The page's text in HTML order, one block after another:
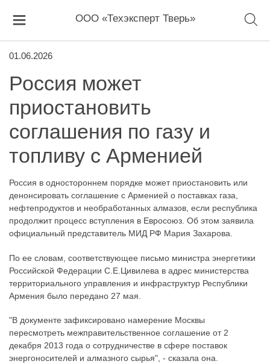
ООО «Техэксперт Тверь»
01.06.2026
Россия может
приостановить
соглашения по газу и
топливу с Арменией
Россия в одностороннем порядке может приостановить или
денонсировать соглашение с Арменией о поставках газа,
нефтепродуктов и необработанных алмазов, если республика
продолжит процесс вступления в Евросоюз. Об этом заявила
официальный представитель МИД РФ Мария Захарова.
По ее словам, соответствующее письмо министра энергетики
Российской Федерации С.Е.Цивилева в адрес министерства
территориального управления и инфраструктур Республики
Армения было передано 27 мая.
"В документе зафиксировано намерение Москвы
пересмотреть межправительственное соглашение от 2
декабря 2013 года о сотрудничестве в сфере поставок
энергоносителей и алмазного сырья", - сказала она.